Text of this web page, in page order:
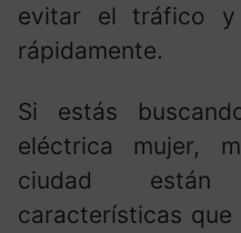
evitar el tráfico
rápidamente.
Si estás
eléctrica mujer,
ciudad están
características